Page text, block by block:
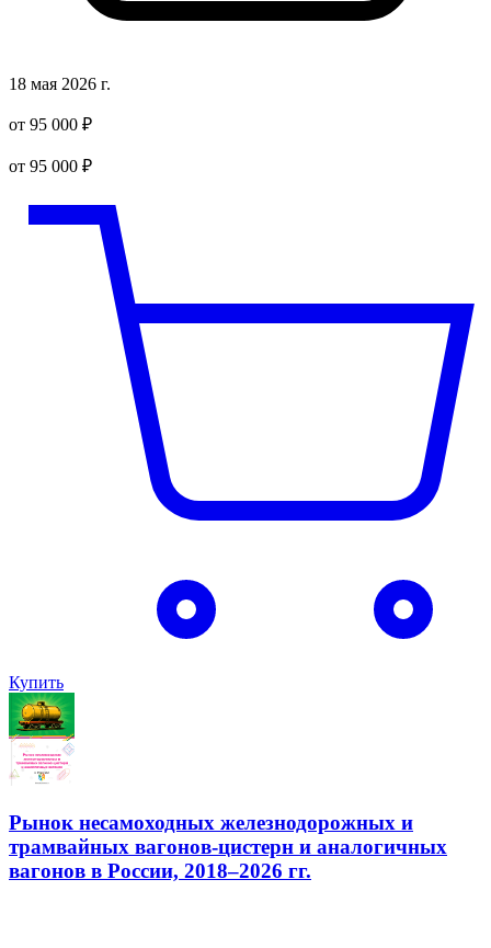
18 мая 2026 г.
от 95 000 ₽
от 95 000 ₽
Купить
Рынок несамоходных железнодорожных и
трамвайных вагонов-цистерн и аналогичных
вагонов в России, 2018–2026 гг.